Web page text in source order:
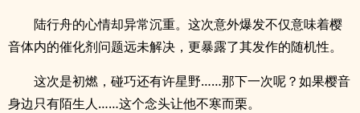
陆行舟的心情却异常沉重。这次意外爆发不仅意味着樱
音体内的催化剂问题远未解决，更暴露了其发作的随机性。
这次是初燃，碰巧还有许星野……那下一次呢？如果樱音
身边只有陌生人……这个念头让他不寒而栗。